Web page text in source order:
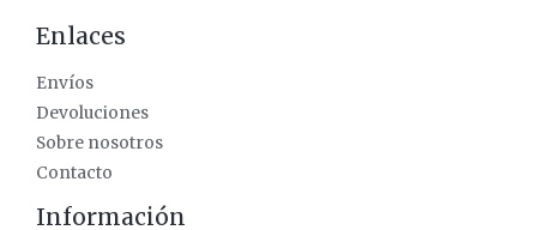
Enlaces
Envíos
Devoluciones
Sobre nosotros
Contacto
Información